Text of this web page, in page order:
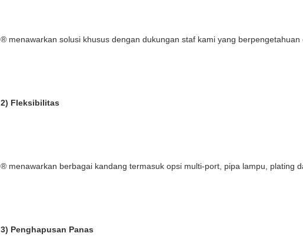
® menawarkan solusi khusus dengan dukungan staf kami yang berpengetahuan
2) Fleksibilitas
® menawarkan berbagai kandang termasuk opsi multi-port, pipa lampu, plating
3) Penghapusan Panas